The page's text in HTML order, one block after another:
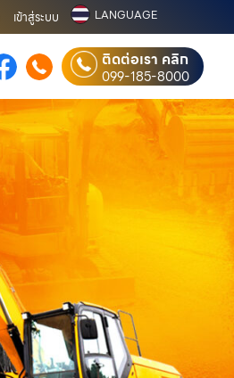
เข้าสู่ระบบ LANGUAGE
ติดต่อเรา คลิก
099-185-8000